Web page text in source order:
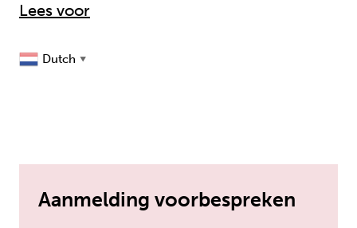
Lees voor
Dutch ▼
Aanmelding voorbespreken